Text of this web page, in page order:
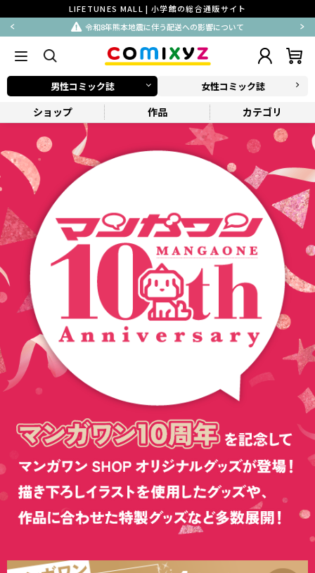
LIFETUNES MALL | 小学館の総合通販サイト
令和8年熊本地震に伴う配送への影響について
男性コミック誌 女性コミック誌
ショップ 作品 カテゴリ